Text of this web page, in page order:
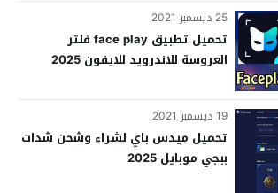
25 ديسمبر 2021
تحميل تطبيق face play فلتر
العروسة للاندرويد للايفون 2025
19 ديسمبر 2021
تحميل ميدس باي لشراء وشحن شدات
ببجي موبايل 2025